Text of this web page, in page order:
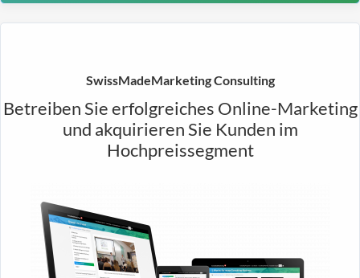
SwissMadeMarketing Consulting
Betreiben Sie erfolgreiches Online-Marketing
und akquirieren Sie Kunden im
Hochpreissegment